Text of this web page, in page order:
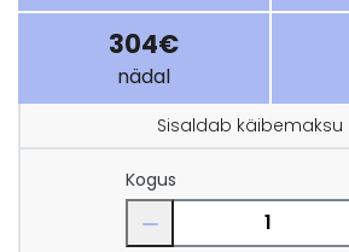
304€
nädal
Sisaldab käibemaksu
Kogus